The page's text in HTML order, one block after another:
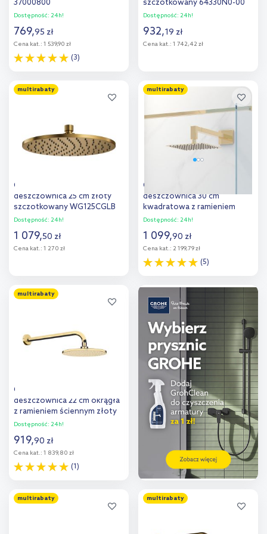
37000800
Dostępność: 24h!
769,95 zł
Cena kat.: 1 539,90 zł
(3)
Dodaj do
szczotkowany 64330N0-00
Dostępność: 24h!
932,19 zł
Cena kat.: 1 742,42 zł
Dodaj do
porównania
multirabaty
Omnires SlimLine
deszczownica 25 cm złoty
szczotkowany WG125CGLB
Dostępność: 24h!
1 079,50 zł
Cena kat.: 1 270 zł
Dodaj do
multirabaty
Oltens Vindel (S) Lagan (S)
deszczownica 30 cm
kwadratowa z ramieniem
ściennym złoty połysk
Dostępność: 24h!
1 099,90 zł
Cena kat.: 2 199,79 zł
(5)
Dodaj do
porównania
multirabaty
Oltens Atran Lagan
deszczownica 22 cm okrągła
z ramieniem ściennym złoty
połysk 36018800
Dostępność: 24h!
919,90 zł
Cena kat.: 1 839,80 zł
(1)
Dodaj do
multirabaty multirabaty